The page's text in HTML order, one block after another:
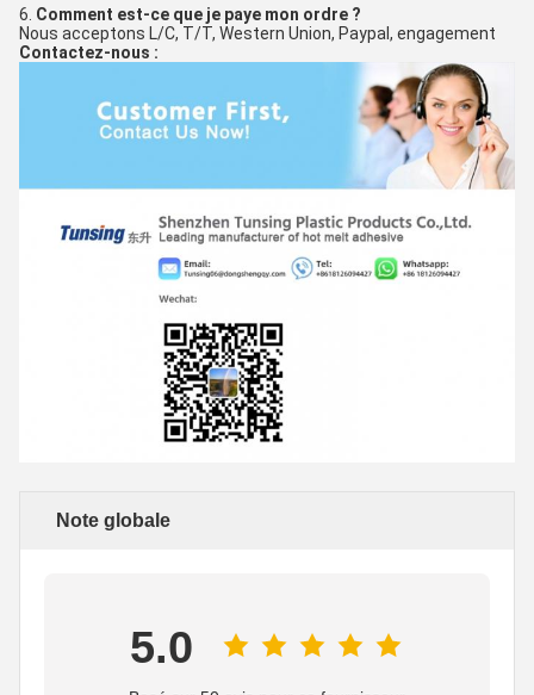
6. Comment est-ce que je paye mon ordre ?
Nous acceptons L/C, T/T, Western Union, Paypal, engagement
Contactez-nous :
Note globale
5.0